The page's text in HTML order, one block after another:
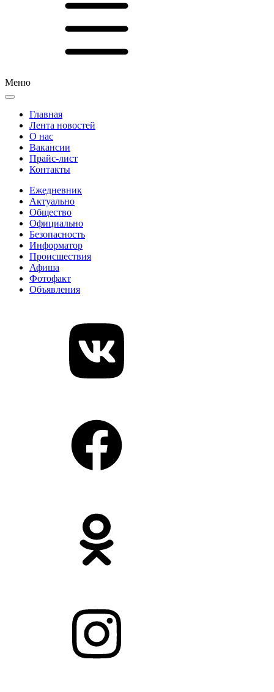
Меню
Главная
Лента новостей
О нас
Вакансии
Прайс-лист
Контакты
Ежедневник
Актуально
Общество
Официально
Безопасность
Информатор
Происшествия
Афиша
Фотофакт
Объявления